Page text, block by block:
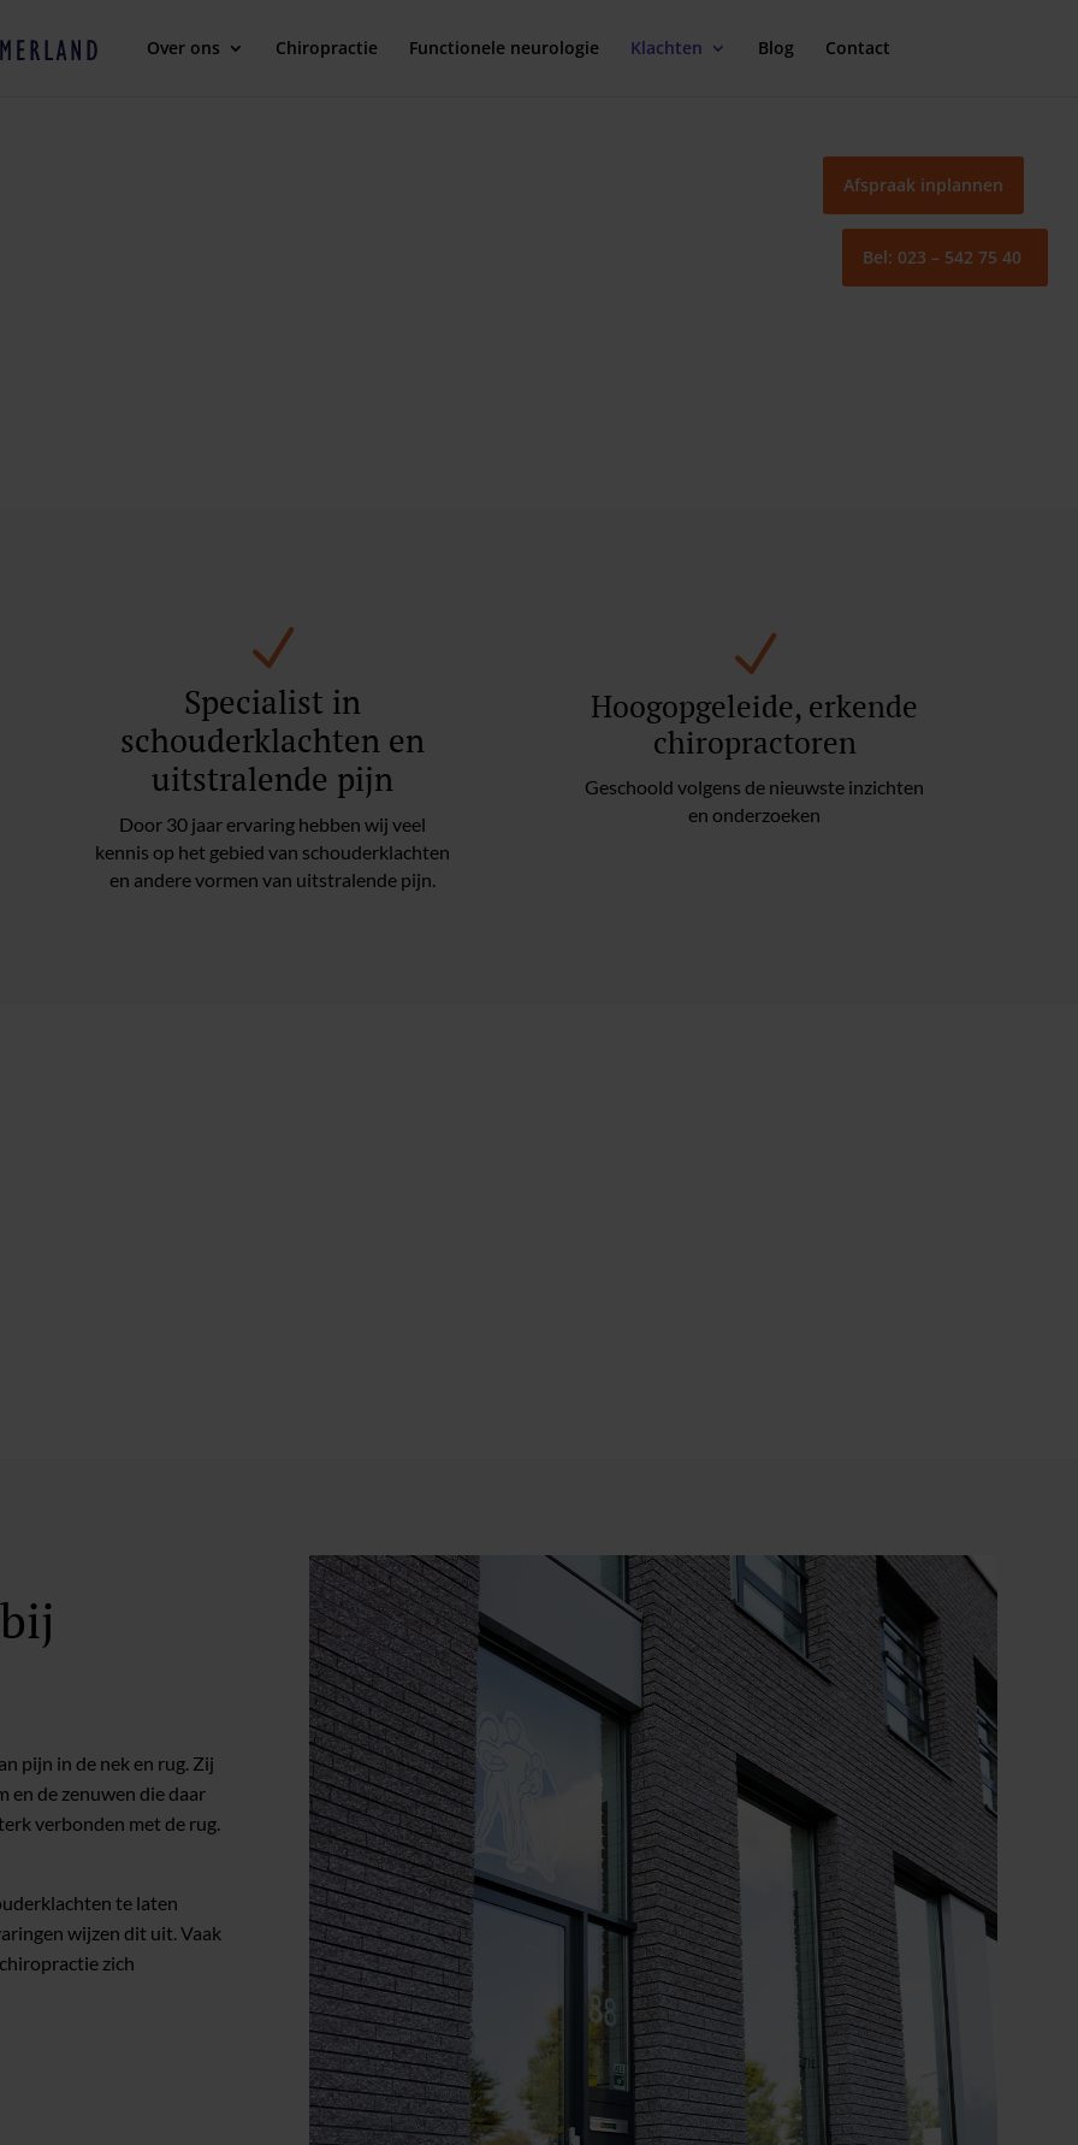
Over ons Chiropractie Functionele neurologie Klachten Blog Contact
Afspraak inplannen
Bel: 023 – 542 75 40
N
Specialist in
schouderklachten en
uitstralende pijn
Door 30 jaar ervaring hebben wij veel
kennis op het gebied van schouderklachten
en andere vormen van uitstralende pijn.
N
Hoogopgeleide, erkende
chiropractoren
Geschoold volgens de nieuwste inzichten
en onderzoeken
pijn in de nek en rug. Zij
en de zenuwen die daar
verbonden met de rug.
te laten
wijzen dit uit. Vaak
zich